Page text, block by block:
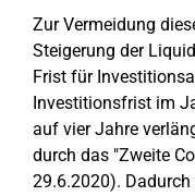
Zur Vermeidung
Steigerung der
Frist für
Investitionsfrist im
auf vier Jahre
durch das "Zweite
29.6.2020).